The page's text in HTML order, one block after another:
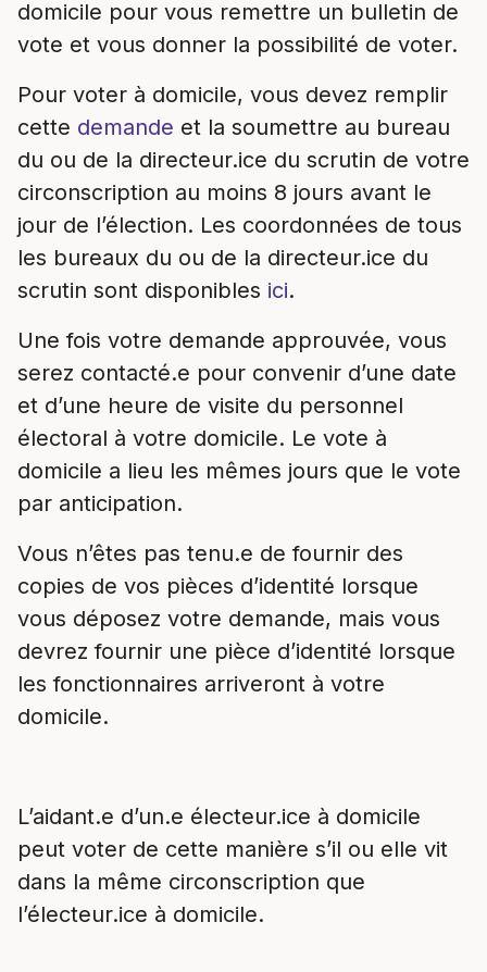
domicile pour vous remettre un bulletin de
vote et vous donner la possibilité de voter.
Pour voter à domicile, vous devez remplir
cette demande et la soumettre au bureau
du ou de la directeur.ice du scrutin de votre
circonscription au moins 8 jours avant le
jour de l’élection. Les coordonnées de tous
les bureaux du ou de la directeur.ice du
scrutin sont disponibles ici.
Une fois votre demande approuvée, vous
serez contacté.e pour convenir d’une date
et d’une heure de visite du personnel
électoral à votre domicile. Le vote à
domicile a lieu les mêmes jours que le vote
par anticipation.
Vous n’êtes pas tenu.e de fournir des
copies de vos pièces d’identité lorsque
vous déposez votre demande, mais vous
devrez fournir une pièce d’identité lorsque
les fonctionnaires arriveront à votre
domicile.
L’aidant.e d’un.e électeur.ice à domicile
peut voter de cette manière s’il ou elle vit
dans la même circonscription que
l’électeur.ice à domicile.